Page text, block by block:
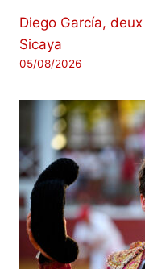
Diego García,
Sicaya
05/08/2026